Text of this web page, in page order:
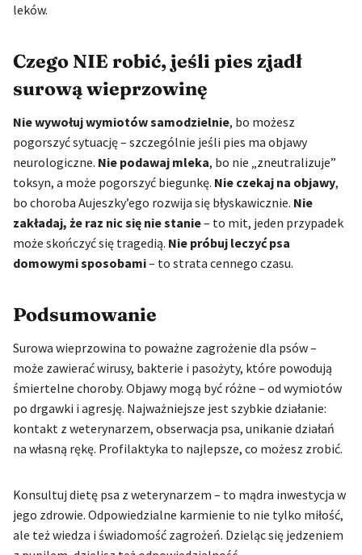
leków.
Czego NIE robić, jeśli pies zjadł
surową wieprzowinę
Nie wywołuj wymiotów samodzielnie, bo możesz
pogorszyć sytuację – szczególnie jeśli pies ma objawy
neurologiczne. Nie podawaj mleka, bo nie „zneutralizuje”
toksyn, a może pogorszyć biegunkę. Nie czekaj na objawy,
bo choroba Aujeszky’ego rozwija się błyskawicznie. Nie
zakładaj, że raz nic się nie stanie– to mit, jeden przypadek
może skończyć się tragedią. Nie próbuj leczyć psa
domowymi sposobami– to strata cennego czasu.
Podsumowanie
Surowa wieprzowina to poważne zagrożenie dla psów –
może zawierać wirusy, bakterie i pasożyty, które powodują
śmiertelne choroby. Objawy mogą być różne – od wymiotów
po drgawki i agresję. Najważniejsze jest szybkie działanie:
kontakt z weterynarzem, obserwacja psa, unikanie działań
na własną rękę. Profilaktyka to najlepsze, co możesz zrobić.
Konsultuj dietę psa z weterynarzem – to mądra inwestycja w
jego zdrowie. Odpowiedzialne karmienie to nie tylko miłość,
ale też wiedza i świadomość zagrożeń. Dzieląc się jedzeniem